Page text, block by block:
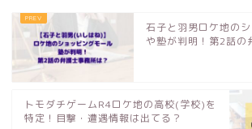
石子と羽男ロケ地の
や塾が判明！第2話の
トモダチゲームR4ロケ地の高校(学校)を
特定！目撃・遭遇情報は出てる？